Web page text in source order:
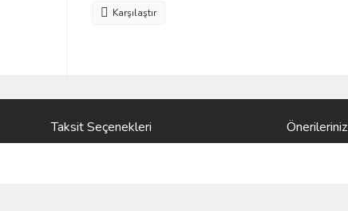
Karşılaştır
Taksit Seçenekleri Önerileriniz